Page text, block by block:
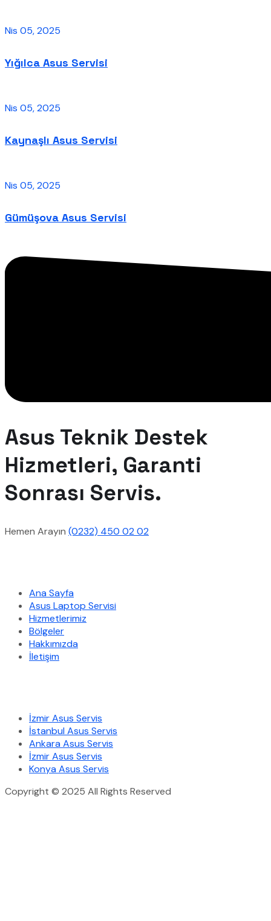
Nis 05, 2025
Yığılca Asus Servisi
Nis 05, 2025
Kaynaşlı Asus Servisi
Nis 05, 2025
Gümüşova Asus Servisi
Asus Teknik Destek
Hizmetleri, Garanti
Sonrası Servis.
Hemen Arayın (0232) 450 02 02
Ana Sayfa
Asus Laptop Servisi
Hizmetlerimiz
Bölgeler
Hakkımızda
İletişim
İzmir Asus Servis
İstanbul Asus Servis
Ankara Asus Servis
İzmir Asus Servis
Konya Asus Servis
Copyright © 2025 All Rights Reserved